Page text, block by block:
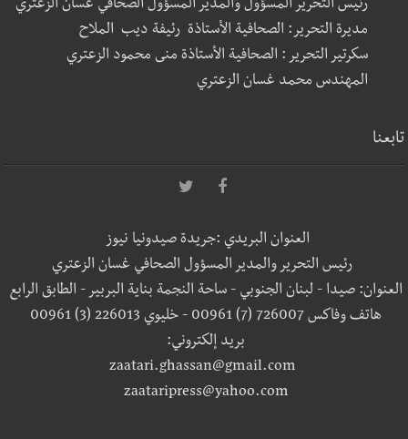
رئيس التحرير المسؤول والمدير المسؤول الصحافي غسان الزعتري
مديرة التحرير: الصحافية الأستاذة رئيفة ديب الملاح
سكرتير التحرير : الصحافية الأستاذة منى محمود الزعتري
المهندس محمد غسان الزعتري
تابعنا
العنوان البريدي :جريدة صيدونيا نيوز
رئيس التحرير والمدير المسؤول الصحافي غسان الزعتري
العنوان: صيدا - لبنان الجنوبي - ساحة النجمة بناية البربير - الطابق الرابع
هاتف وفاكس 726007 (7) 00961 - خليوي 226013 (3) 00961
بريد إلكتروني:
zaatari.ghassan@gmail.com
zaataripress@yahoo.com